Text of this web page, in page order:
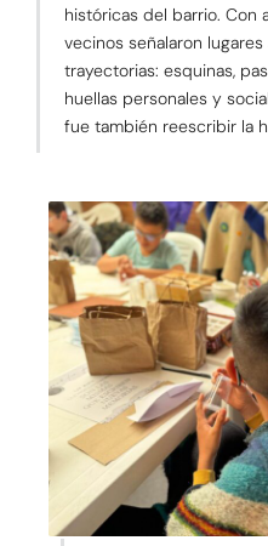
históricas del barrio. Con
vecinos señalaron
trayectorias: esquinas,
huellas personales y
fue también reescribir la